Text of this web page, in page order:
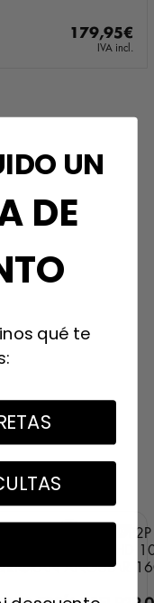
179,95€
IVA incl.
UN
DE
qué te